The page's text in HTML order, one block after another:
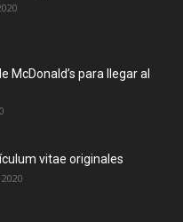
McDonald’s para llegar al
vitae originales